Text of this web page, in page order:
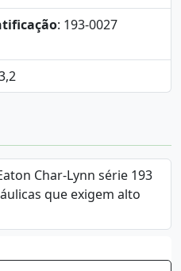
: 193-0027
Char-Lynn série 193
que exigem alto